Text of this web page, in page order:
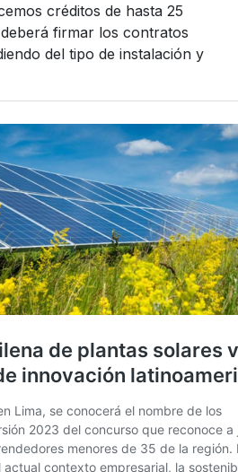
créditos de hasta 25
firmar los contratos
del tipo de instalación y